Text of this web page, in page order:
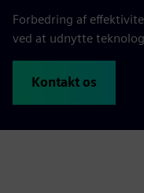
Forbedring af
ved at udnytte
Kontakt os